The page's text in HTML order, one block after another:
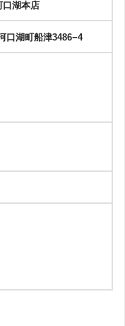
口湖本店
口湖町船津3486−4